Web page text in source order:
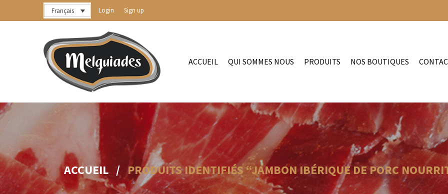
Français Login Sign up
ACCUEIL QUI SOMMES NOUS PRODUITS NOS BOUTIQUES
ACCUEIL / PRODUITS IDENTIFIÉS “JAMBON IBÉRIQUE DE PORC